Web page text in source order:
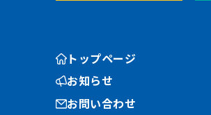
トップページ
お知らせ
お問い合わせ